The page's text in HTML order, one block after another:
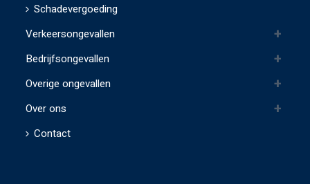
l
e
g
t
Schadevergoeding
Verkeersongevallen
Bedrijfsongevallen
Overige ongevallen
Over ons
Contact